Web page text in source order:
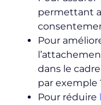
permettant
Pour
dans le cadre
par exemple
Pour réduire